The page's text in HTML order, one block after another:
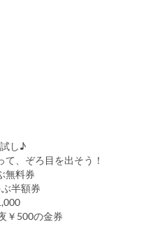
し♪
、ぞろ目を出そう！
無料券
半額券
￥500の金券